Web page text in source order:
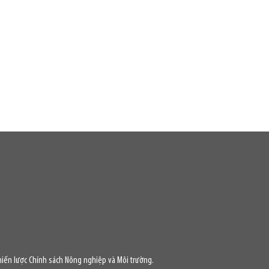
lược Chính sách Nông nghiệp và Môi trường.